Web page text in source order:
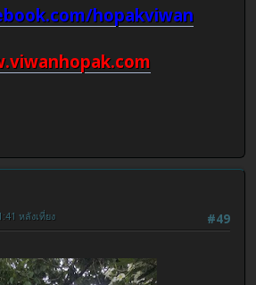
hopakviwan
#49
หลังเที่ยง